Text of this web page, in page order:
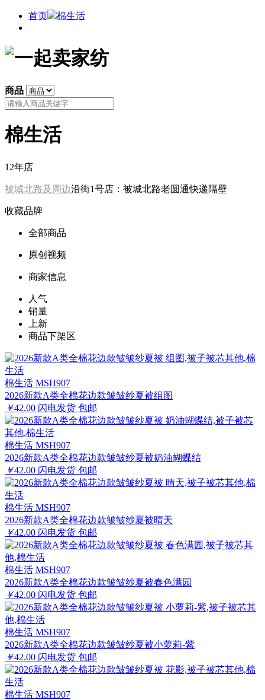
首页 棉生活
商品
棉生活
12年店
被城北路及周边沿街1号店：被城北路老圆通快递隔壁
收藏品牌
全部商品
原创视频
商家信息
人气
销量
上新
商品下架区
棉生活 MSH907
2026新款A类全棉花边款皱皱纱夏被组图
￥42.00 闪电发货 包邮
棉生活 MSH907
2026新款A类全棉花边款皱皱纱夏被奶油蝴蝶结
￥42.00 闪电发货 包邮
棉生活 MSH907
2026新款A类全棉花边款皱皱纱夏被晴天
￥42.00 闪电发货 包邮
棉生活 MSH907
2026新款A类全棉花边款皱皱纱夏被春色满园
￥42.00 闪电发货 包邮
棉生活 MSH907
2026新款A类全棉花边款皱皱纱夏被小萝莉-紫
￥42.00 闪电发货 包邮
棉生活 MSH907